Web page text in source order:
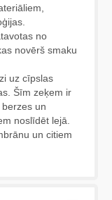
no
novērš smaku
uz cīpslas
Šīm zeķem ir
un
noslīdēt lejā.
un citiem